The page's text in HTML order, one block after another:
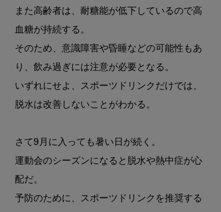
また高齢者は、耐糖能が低下しているので高
血糖が持続する。
そのため、意識障害や昏睡などの可能性もあ
り、飲み過ぎには注意が必要となる。
いずれにせよ、スポーツドリンクだけでは、
脱水は改善しないことがわかる。
さて9月に入っても暑い日が続く。
運動会のシーズンになると脱水や熱中症が心
配だ。
予防のために、スポーツドリンクを推奨する